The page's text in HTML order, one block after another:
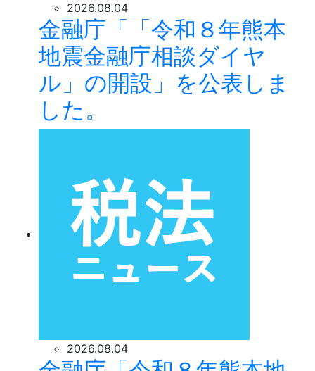
2026.08.04
金融庁「「令和８年熊本
地震金融庁相談ダイヤ
ル」の開設」を公表しま
した。
2026.08.04